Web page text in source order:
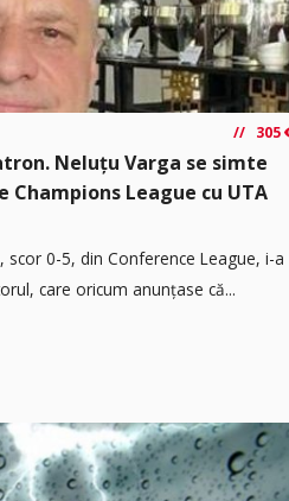
305
Neluțu Varga se simte
League cu UTA
0-5, din Conference League, i-a
care oricum anunțase că...